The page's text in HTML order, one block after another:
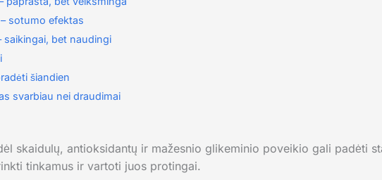
sotumo efektas
saikingai, bet naudingi
šiandien
svarbiau nei draudimai
skaidulų, antioksidantų ir mažesnio glikeminio poveikio gali padėti
tinkamus ir vartoti juos protingai.